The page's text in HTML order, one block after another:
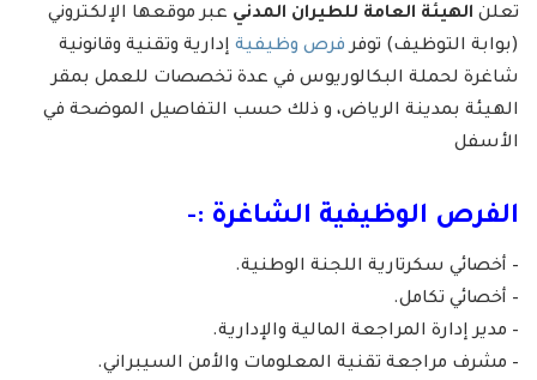
تعلن الهيئة العامة للطيران المدني عبر موقعها الإلكتروني
(بوابة التوظيف) توفرفرص وظيفية إدارية وتقنية وقانونية
شاغرة لحملة البكالوريوس في عدة تخصصات للعمل بمقر
الهيئة بمدينة الرياض، و ذلك حسب التفاصيل الموضحة في
الأسفل
الفرص الوظيفية الشاغرة :-
– أخصائي سكرتارية اللجنة الوطنية.
– أخصائي تكامل.
– مدير إدارة المراجعة المالية والإدارية.
– مشرف مراجعة تقنية المعلومات والأمن السيبراني.